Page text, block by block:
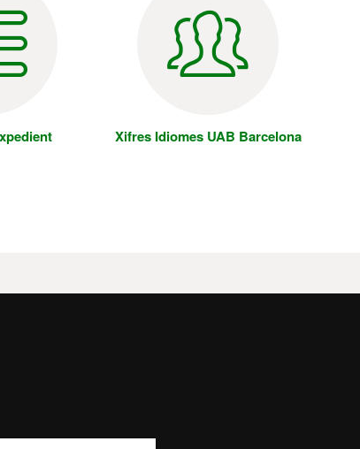
Xifres Idiomes UAB Barcelona